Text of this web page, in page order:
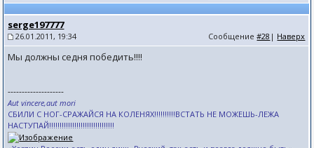
serge197777
26.01.2011, 19:34 Сообщение#28 | Наверх
Мы должны седня победить!!!!
--------------------
Aut vincere,aut mori
СБИЛИ С НОГ-СРАЖАЙСЯ НА КОЛЕНЯХ!!!!!!!!!!ВСТАТЬ НЕ МОЖЕШЬ-ЛЕЖА
НАСТУПАЙ!!!!!!!!!!!!!!!!!!!!!!!!!!!!!!!